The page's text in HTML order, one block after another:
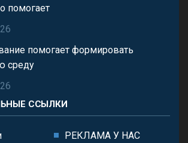
помогает
помогает формировать
среду
ССЫЛКИ
РЕКЛАМА У НАС